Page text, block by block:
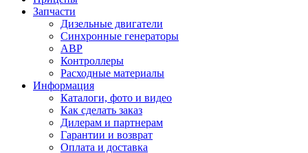
Запчасти
Дизельные двигатели
Синхронные генераторы
АВР
Контроллеры
Расходные материалы
Информация
Каталоги, фото и видео
Как сделать заказ
Дилерам и партнерам
Гарантии и возврат
Оплата и доставка